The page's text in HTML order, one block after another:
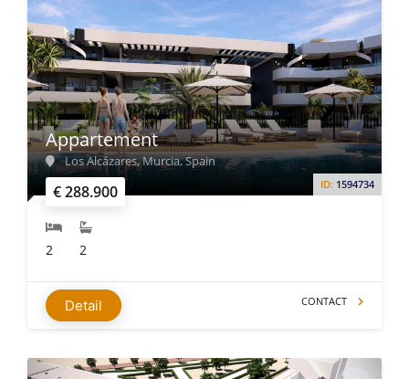
€ 288.900 ID: 1594734
Appartement
Los Alcázares, Murcia, Spain
2 2
Detail CONTACT